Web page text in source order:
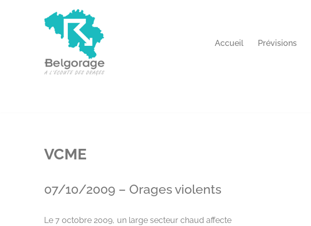
Accueil Prévisions
VCME
07/10/2009 – Orages violents
Le 7 octobre 2009, un large secteur chaud affecte